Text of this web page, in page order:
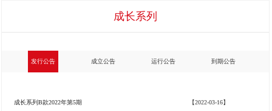
成长系列
发行公告 成立公告 运行公告 到期公告
成长系列B款2022年第5期 【2022-03-16】